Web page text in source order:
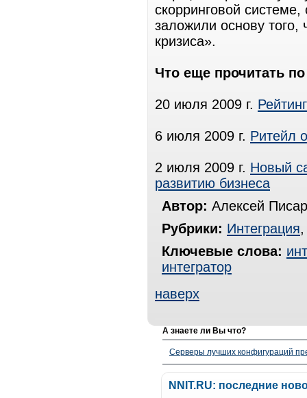
скорринговой
заложили основу того,
кризиса».
Что еще прочитать
20 июля 2009 г.
6 июля 2009 г. Ритейл
2 июля 2009 г. Новый
развитию бизнеса
Автор: Алексей
Рубрики: Интеграция
Ключевые слова:
интегратор
наверх
А знаете ли Вы что?
Серверы лучших конфигураций
NNIT.RU: последние